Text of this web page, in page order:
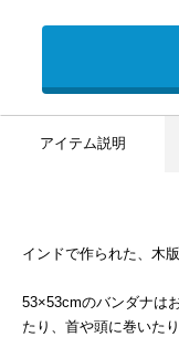
アイテム説明
インドで作られた、木
53×53cmのバンダナは
たり、首や頭に巻いた